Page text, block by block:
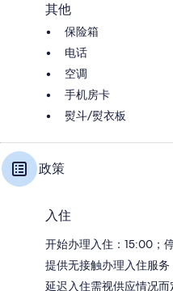
其他
保险箱
电话
空调
手机房卡
熨斗/熨衣板
政策
入住
开始办理入住：15:00；
提供无接触办理入住服务
延迟入住需视供应情况而